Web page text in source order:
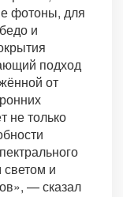
фотоны, для
и
подход
от
не только
и
— сказал